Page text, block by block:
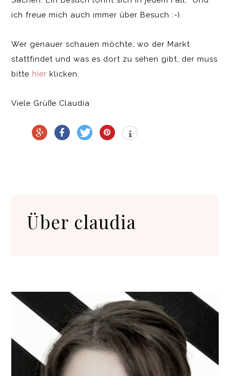
ich freue mich auch immer über Besuch :-).
Wer genauer schauen möchte, wo der Markt
stattfindet und was es dort zu sehen gibt, der muss
bitte hierklicken.
Viele Grüße Claudia
Über claudia